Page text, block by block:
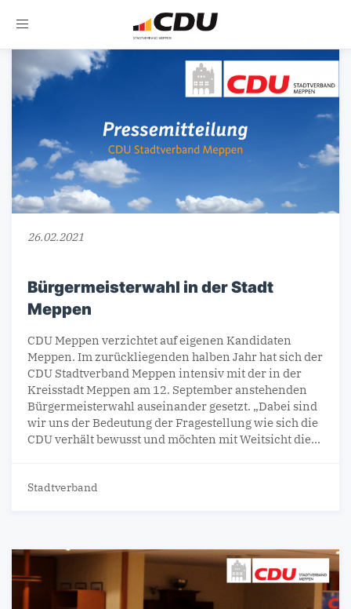
Toggle
26.02.2021
Bürgermeisterwahl in der Stadt
Meppen
CDU Meppen verzichtet auf eigenen Kandidaten
Meppen. Im zurückliegenden halben Jahr hat sich der
CDU Stadtverband Meppen intensiv mit der in der
Kreisstadt Meppen am 12. September anstehenden
Bürgermeisterwahl auseinander gesetzt. „Dabei sind
wir uns der Bedeutung der Fragestellung wie sich die
CDU verhält bewusst und möchten mit Weitsicht die…
Stadtverband